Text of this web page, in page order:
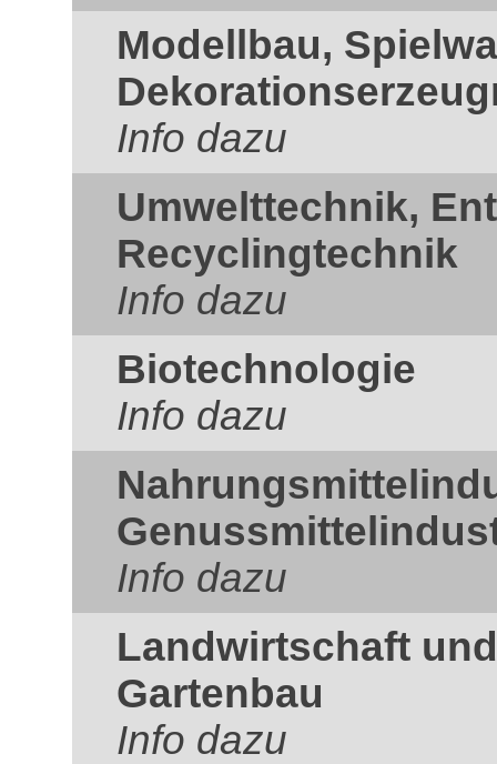
Modellbau,
Info dazu
Umwelttechnik,
Recyclingtechnik
Info dazu
Biotechnologie
Info dazu
Info dazu
Landwirtschaft
Gartenbau
Info dazu